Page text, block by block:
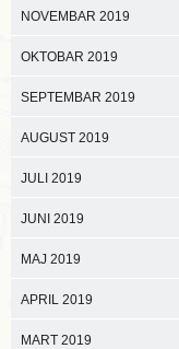
NOVEMBAR 2019
OKTOBAR 2019
SEPTEMBAR 2019
AUGUST 2019
JULI 2019
JUNI 2019
MAJ 2019
APRIL 2019
MART 2019